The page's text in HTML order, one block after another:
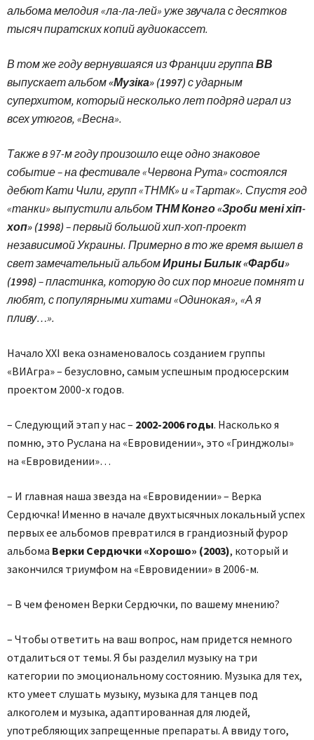
альбома мелодия «ла-ла-лей» уже звучала с десятков
тысяч пиратских копий аудиокассет.
В том же году вернувшаяся из Франции группа ВВ
выпускает альбом«Музіка» (1997)с ударным
суперхитом, который несколько лет подряд играл из
всех утюгов, «Весна».
Также в 97-м году произошло еще одно знаковое
событие – на фестивале «Червона Рута» состоялся
дебют Кати Чили, групп «ТНМК» и «Тартак». Спустя год
«танки» выпустили альбом ТНМ Конго «Зроби мені хіп-
хоп» (1998)– первый большой хип-хоп-проект
независимой Украины. Примерно в то же время вышел в
свет замечательный альбомИрины Билык «Фарби»
(1998)– пластинка, которую до сих пор многие помнят и
любят, с популярными хитами «Одинокая», «А я
пливу…».
Начало XXI века ознаменовалось созданием группы
«ВИАгра» – безусловно, самым успешным продюсерским
проектом 2000-х годов.
– Следующий этап у нас – 2002-2006 годы. Насколько я
помню, это Руслана на «Евровидении», это «Гринджолы»
на «Евровидении»…
– И главная наша звезда на «Евровидении» – Верка
Сердючка! Именно в начале двухтысячных локальный успех
первых ее альбомов превратился в грандиозный фурор
альбома Верки Сердючки «Хорошо» (2003), который и
закончился триумфом на «Евровидении» в 2006-м.
– В чем феномен Верки Сердючки, по вашему мнению?
– Чтобы ответить на ваш вопрос, нам придется немного
отдалиться от темы. Я бы разделил музыку на три
категории по эмоциональному состоянию. Музыка для тех,
кто умеет слушать музыку, музыка для танцев под
алкоголем и музыка, адаптированная для людей,
употребляющих запрещенные препараты. А ввиду того,